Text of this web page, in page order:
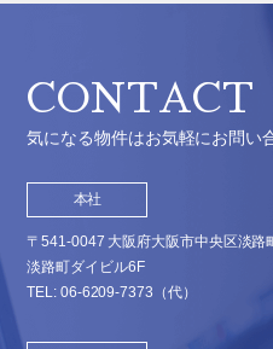
CONTACT
気になる物件はお気軽にお問い
本社
〒541-0047 大阪府大阪市中央区淡路
淡路町ダイビル6F
TEL: 06-6209-7373 （代）